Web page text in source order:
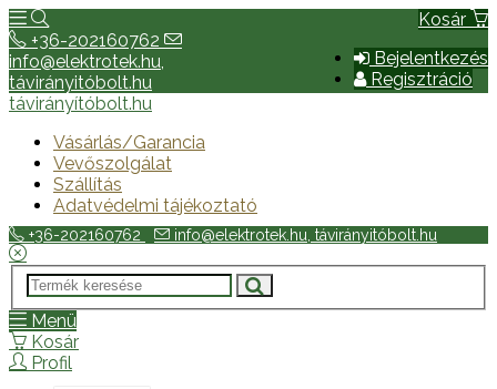
Kosár
Bejelentkezés
Regisztráció
+36-202160762
info@elektrotek.hu,
távirányitóbolt.hu
távirányítóbolt.hu
Vásárlás/Garancia
Vevőszolgálat
Szállítás
Adatvédelmi tájékoztató
+36-202160762 info@elektrotek.hu, távirányitóbolt.hu
Menü
Kosár
Profil